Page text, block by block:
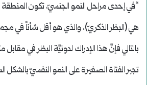
“في إحدى مراحل النمو الجنسيّ، تكون المنطقة
هي (البظر الذكريّ)، والذي هو أقل شأناً في
بالتالي فإنَّ هذا الإدراك لدونيَّة البظر في
تجبر الفتاة الصغيرة على النمو النفسيّ بالشكل